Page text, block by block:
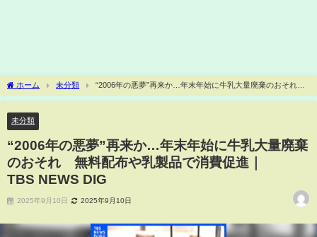
ホーム 未分類
“2006年の悪夢”再来か…年末年始に牛乳大量廃棄のおそれ
無料配布や乳製品で消費促進｜TBS NEWS DIG
未分類
“2006年の悪夢”再来か…年末年始に牛乳大量廃棄
のおそれ 無料配布や乳製品で消費促進｜
TBS NEWS DIG
2025年9月10日 2025年9月10日